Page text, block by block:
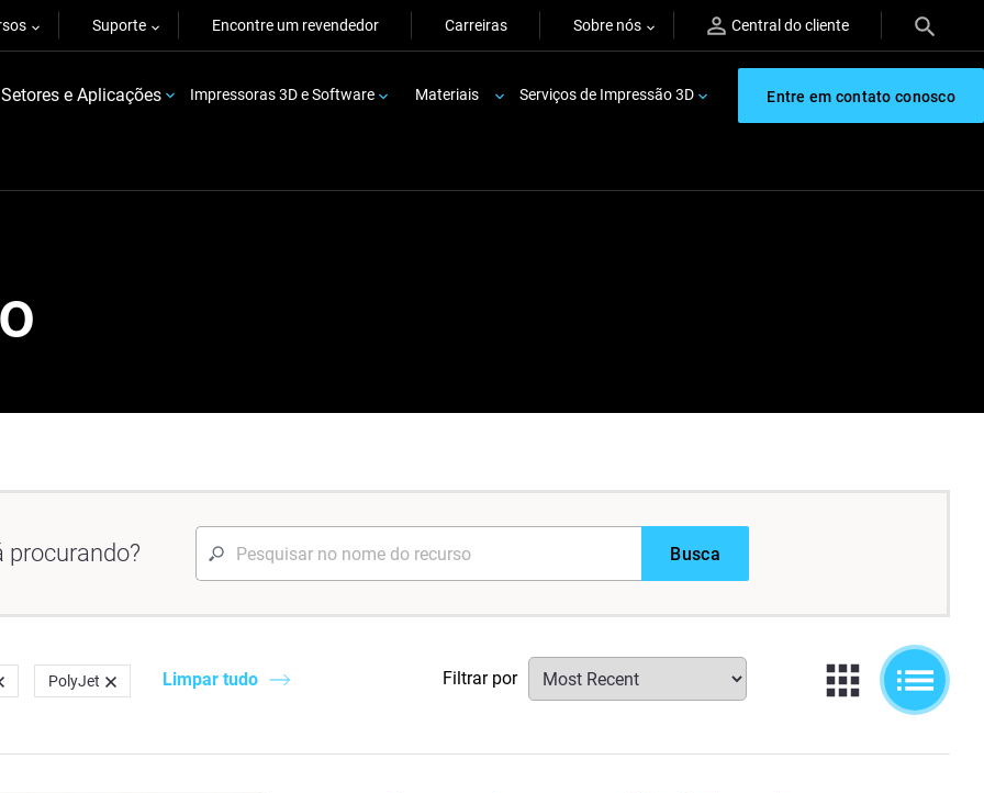
Suporte Encontre um revendedor Carreiras Sobre nós Central do cliente
Setores e Aplicações Impressoras 3D e Software Materiais Serviços de Impressão 3D Entre em contato conosco
procurando? Busca
PolyJet Limpar tudo Filtrar por